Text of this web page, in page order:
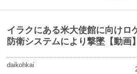
イラクにある米大使館に向けロ
防衛システムにより撃墜【動画】
daikohkai